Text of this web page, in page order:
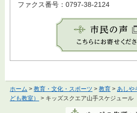
ファクス番号：0797-38-2124
ホーム > 教育・文化・スポーツ > 教育 > あしや
ども教室）
> キッズスクエア山手スケジュール